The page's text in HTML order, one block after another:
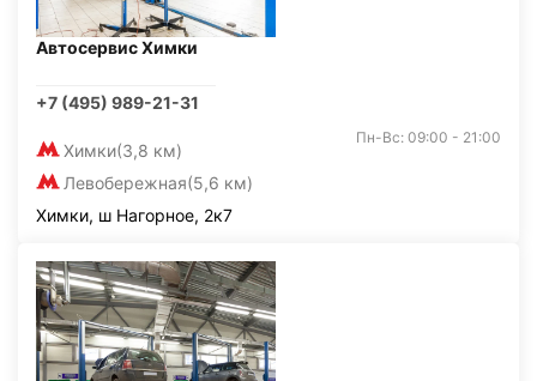
Автосервис Химки
+7 (495) 989-21-31
Химки(3,8 км)
Левобережная(5,6 км)
Пн-Вс: 09:00 - 21:00
Химки, ш Нагорное, 2к7